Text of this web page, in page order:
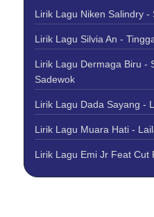
Lirik Lagu Niken Salindry -
Lirik Lagu Silvia An -
Lirik Lagu Dermaga Biru -
Sadewok
Lirik Lagu Dada Sayang -
Lirik Lagu Muara Hati -
Lirik Lagu Emi Jr Feat Cut